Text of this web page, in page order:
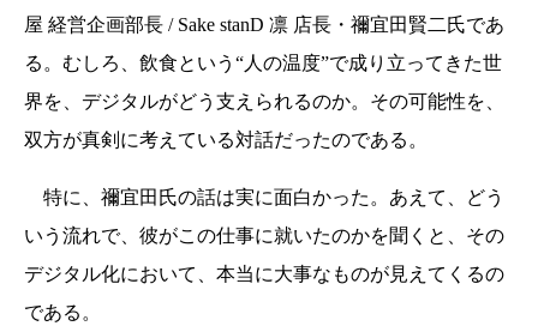
屋 経営企画部長 / Sake stanD 凛 店長・禰宜田賢二氏であ
る。むしろ、飲食という“人の温度”で成り立ってきた世
界を、デジタルがどう支えられるのか。その可能性を、
双方が真剣に考えている対話だったのである。
特に、禰宜田氏の話は実に面白かった。あえて、どう
いう流れで、彼がこの仕事に就いたのかを聞くと、その
デジタル化において、本当に大事なものが見えてくるの
である。